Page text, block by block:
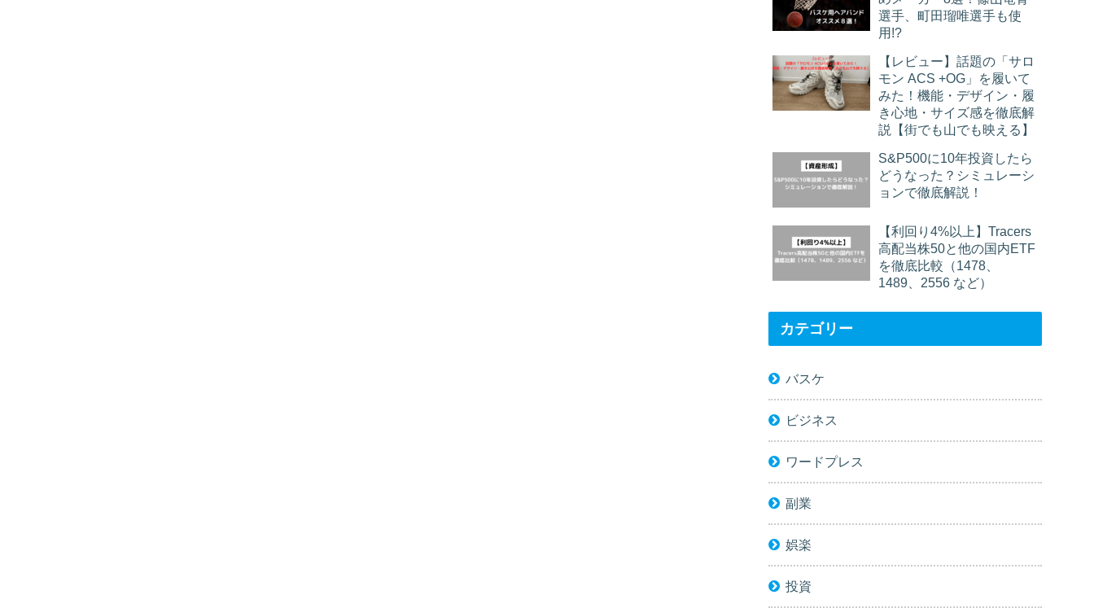
選手、町田瑠唯選手も使
用!?
【レビュー】話題の「サロ
モン ACS +OG」を履いて
みた！機能・デザイン・履
き心地・サイズ感を徹底解
説【街でも山でも映える】
S&P500に10年投資したら
どうなった？シミュレーシ
ョンで徹底解説！
【利回り4%以上】Tracers
高配当株50と他の国内ETF
を徹底比較（1478、
1489、2556 など）
カテゴリー
バスケ
ビジネス
ワードプレス
副業
娯楽
投資